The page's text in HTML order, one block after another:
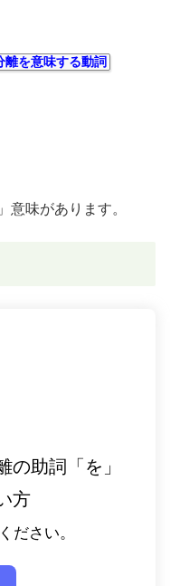
離を意味する動詞
意味があります。
の助詞「を」
方
ださい。